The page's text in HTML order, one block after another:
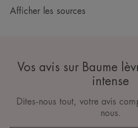
Afficher les sources
Vos avis sur Baume
intense
Dites-nous tout, votre avis
nous.